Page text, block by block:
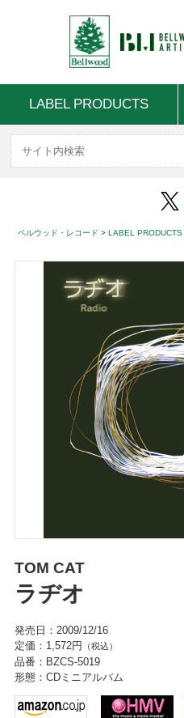
LABEL PRODUCTS
ベルウッド・レコード >LABEL PRODUCTS
TOM CAT
ラヂオ
発売日：2009/12/16
定価：1,572円
（税込）
品番：BZCS-5019
形態：CDミニアルバム